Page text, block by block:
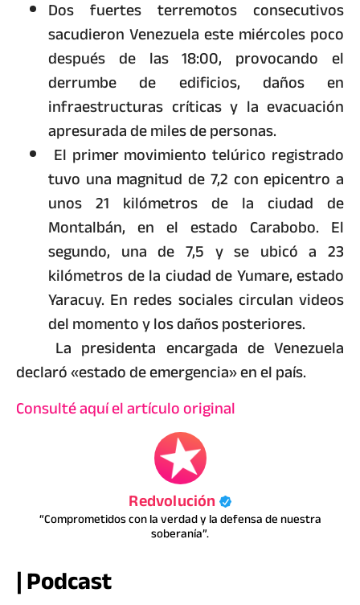
Dos fuertes terremotos consecutivos
sacudieron Venezuela este miércoles poco
después de las 18:00, provocando el
derrumbe de edificios, daños en
infraestructuras críticas y la evacuación
apresurada de miles de personas.
El primer movimiento telúrico registrado
tuvo una magnitud de 7,2 con epicentro a
unos 21 kilómetros de la ciudad de
Montalbán, en el estado Carabobo. El
segundo, una de 7,5 y se ubicó a 23
kilómetros de la ciudad de Yumare, estado
Yaracuy. En redes sociales circulan videos
del momento y los daños posteriores.
La presidenta encargada de Venezuela
declaró «estado de emergencia» en el país.
Consulté aquí el artículo original
Redvolución
“Comprometidos con la verdad y la defensa de nuestra
soberanía”.
| Podcast